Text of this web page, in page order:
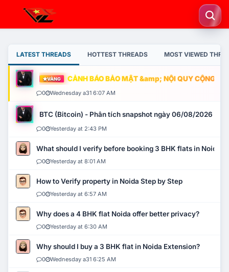
LATEST THREADS HOTTEST THREADS MOST VIEWED
VÀNG CẢNH BÁO BẢO MẬT &amp; NỘI QUY CỘNG
0 Wednesday a31 6:07 AM
BTC (Bitcoin) - Phân tích snapshot ngày 06/08/2026
0 Yesterday at 2:43 PM
What should I verify before booking 3 BHK flats in Noida?
0 Yesterday at 8:01 AM
How to Verify property in Noida Step by Step
0 Yesterday at 6:57 AM
Why does a 4 BHK flat Noida offer better privacy?
0 Yesterday at 6:30 AM
Why should I buy a 3 BHK flat in Noida Extension?
0 Wednesday a31 6:25 AM